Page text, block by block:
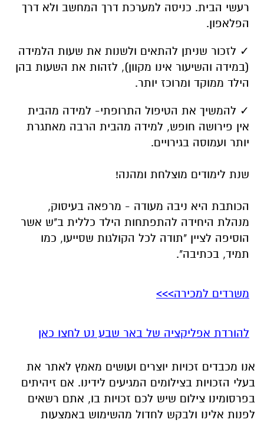
רעשי הבית. כניסה למערכת דרך המחשב ולא דרך
הפלאפון.
✓ לזכור שניתן להתאים ולשנות את שעות הלמידה
(במידה והשיעור אינו מקוון), לזהות את השעות בהן
הילד ממוקד ומרוכז יותר.
✓ להמשיך את הטיפול התרופתי- למידה מהבית
אין פירושה חופש, למידה מהבית הרבה מאתגרת
יותר ועמוסה בגירויים.
שנת לימודים מוצלחת ומהנה!
הכותבת היא ניבה מעודה - מרפאה בעיסוק,
מנהלת היחידה להתפתחות הילד כללית ב"ש אשר
הוסיפה לציין "תודה לכל הקולגות שסייעו, כמו
תמיד, בכתיבה".
משרדים למכירה>>>
להורדת אפליקציה של באר שבע נט לחצו כאן
אנו מכבדים זכויות יוצרים ועושים מאמץ לאתר את
בעלי הזכויות בצילומים המגיעים לידינו. אם זיהיתים
בפרסומינו צילום שיש לכם זכויות בו, אתם רשאים
לפנות אלינו ולבקש לחדול מהשימוש באמצעות